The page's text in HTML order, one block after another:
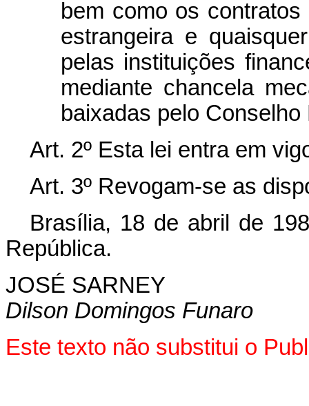
bem como os
estrangeira e
pelas instituições
mediante chancela
baixadas pelo
Art. 2º Esta lei entra em
Art. 3º Revogam-se as
Brasília, 18 de abril de
República.
JOSÉ SARNEY
Dilson Domingos Funaro
Este texto não substitui o